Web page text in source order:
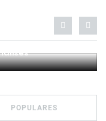
POPULARES